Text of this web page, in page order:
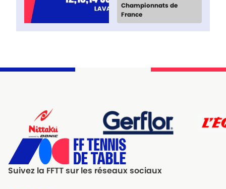
Championnats de
France
Suivez la FFTT sur les réseaux sociaux